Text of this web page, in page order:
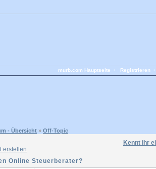
murb.com Hauptseite Registrieren
- Übersicht » Off-Topic
Kennt ihr
Online Steuerberater?